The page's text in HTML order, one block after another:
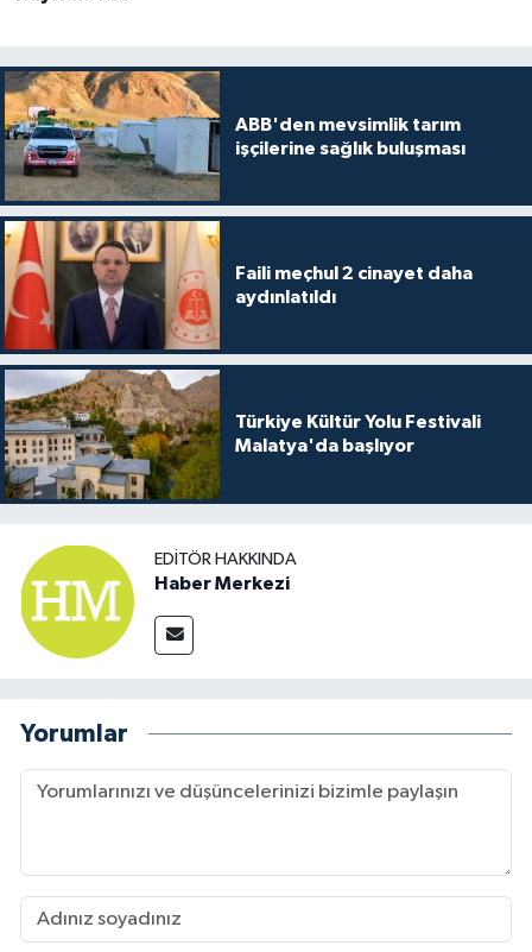
ABB'den mevsimlik tarım
işçilerine sağlık buluşması
Faili meçhul 2 cinayet daha
aydınlatıldı
Türkiye Kültür Yolu Festivali
Malatya'da başlıyor
EDITÖR HAKKINDA
Haber Merkezi
Yorumlar